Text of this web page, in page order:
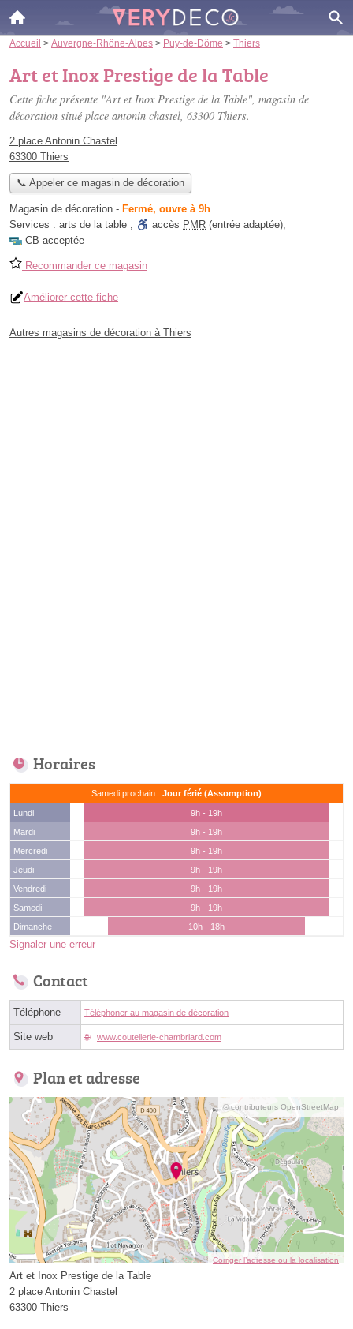
Accueil > Auvergne-Rhône-Alpes > Puy-de-Dôme > Thiers
Art et Inox Prestige de la Table
Cette fiche présente "Art et Inox Prestige de la Table", magasin de
décoration situé place antonin chastel, 63300 Thiers.
2 place Antonin Chastel
63300 Thiers
📞 Appeler ce magasin de décoration
Magasin de décoration - Fermé, ouvre à 9h
Services : arts de la table , accès PMR (entrée adaptée),
CB acceptée
Recommander ce magasin
Améliorer cette fiche
Autres magasins de décoration à Thiers
Horaires
Samedi prochain : Jour férié (Assomption)
Lundi
9h - 19h
Mardi
9h - 19h
Mercredi
9h - 19h
Jeudi
9h - 19h
Vendredi
9h - 19h
Samedi
9h - 19h
Dimanche
10h - 18h
Signaler une erreur
Contact
Téléphone Téléphoner au magasin de décoration
Site web www.coutellerie-chambriard.com
Plan et adresse
© contributeurs OpenStreetMap
Corriger l’adresse ou la localisation
Art et Inox Prestige de la Table
2 place Antonin Chastel
63300 Thiers